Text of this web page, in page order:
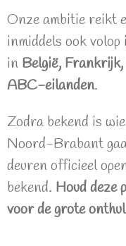
Onze ambitie reikt
inmiddels ook
in België,
ABC-eilanden.
Zodra bekend is
Noord-Brabant
deuren officieel
bekend. Houd deze
voor de grote